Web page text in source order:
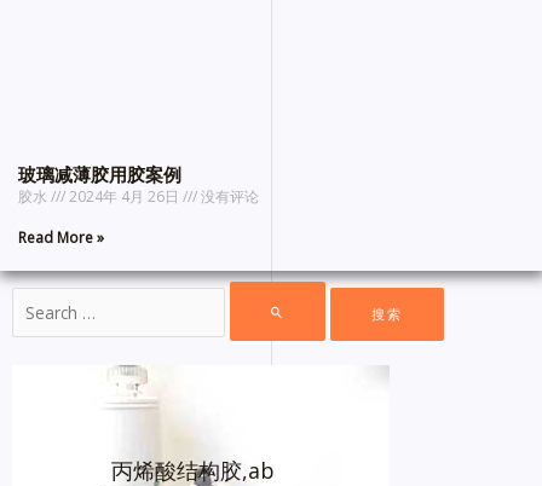
玻璃减薄胶用胶案例
胶水 2024年 4月 26日
没有评论
Read More »
丙烯酸结构胶,ab